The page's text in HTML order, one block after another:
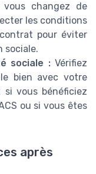
vous changez de
les conditions
pour éviter
sociale.
sociale :Vérifiez
bien avec votre
si vous bénéficiez
ou si vous êtes
après